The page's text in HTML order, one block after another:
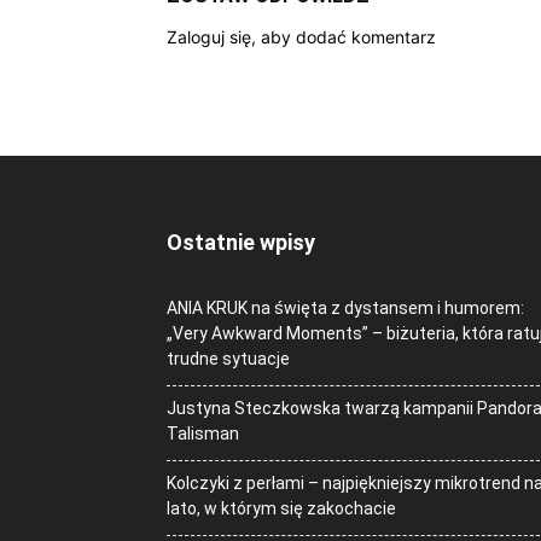
Zaloguj się, aby dodać komentarz
Ostatnie wpisy
ANIA KRUK na święta z dystansem i humorem:
„Very Awkward Moments” – biżuteria, która
trudne sytuacje
Justyna Steczkowska twarzą kampanii Pandora
Talisman
Kolczyki z perłami – najpiękniejszy mikrotrend na
lato, w którym się zakochacie